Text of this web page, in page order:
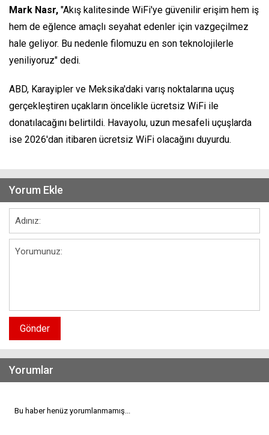
Mark Nasr, "Akış kalitesinde WiFi'ye güvenilir erişim hem iş
hem de eğlence amaçlı seyahat edenler için vazgeçilmez
hale geliyor. Bu nedenle filomuzu en son teknolojilerle
yeniliyoruz" dedi.
ABD, Karayipler ve Meksika'daki varış noktalarına uçuş
gerçekleştiren uçakların öncelikle ücretsiz WiFi ile
donatılacağını belirtildi. Havayolu, uzun mesafeli uçuşlarda
ise 2026'dan itibaren ücretsiz WiFi olacağını duyurdu.
Yorum Ekle
Gönder
Yorumlar
Bu haber henüz yorumlanmamış...